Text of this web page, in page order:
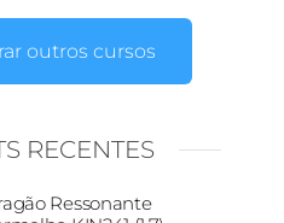
outros cursos
RECENTES
Ressonante